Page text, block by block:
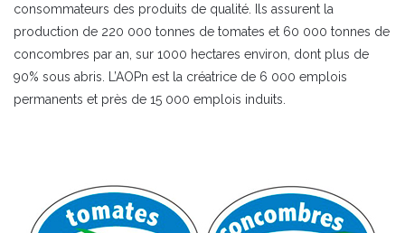
consommateurs des produits de qualité. Ils assurent la
production de 220 000 tonnes de tomates et 60 000 tonnes de
concombres par an, sur 1000 hectares environ, dont plus de
90% sous abris. L’AOPn est la créatrice de 6 000 emplois
permanents et près de 15 000 emplois induits.